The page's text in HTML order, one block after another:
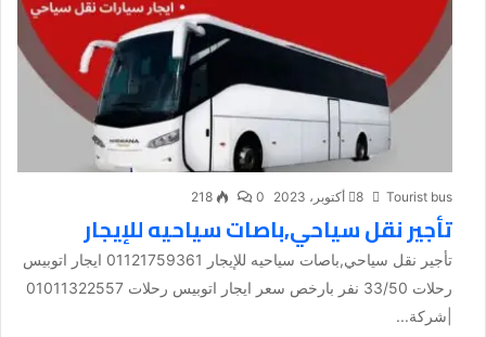
Tourist bus 8 أكتوبر، 2023 0
218
تأجير نقل سياحي,باصات سياحيه للإيجار
تأجير نقل سياحي,باصات سياحيه للإيجار 01121759361 ايجار اتوبيس
رحلات 33/50 نفر بارخص سعر ايجار اتوبيس رحلات 01011322557
|شركة...